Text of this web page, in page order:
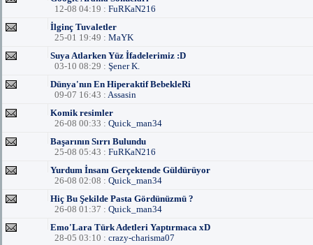
12-08 04:19 : FuRKaN216
İlginç Tuvaletler
25-01 19:49 : MaYK
Suya Atlarken Yüz İfadelerimiz :D
03-10 08:29 : Şener K.
Dünya'nın En Hiperaktif BebekleRi
09-07 16:43 : Assasin
Komik resimler
26-08 00:33 : Quick_man34
Başarının Sırrı Bulundu
25-08 05:43 : FuRKaN216
Yurdum İnsanı Gerçektende Güldürüyor
26-08 02:08 : Quick_man34
Hiç Bu Şekilde Pasta Gördünüzmü ?
26-08 01:37 : Quick_man34
Emo'Lara Türk Adetleri Yaptırmaca xD
28-05 03:10 : crazy-charisma07